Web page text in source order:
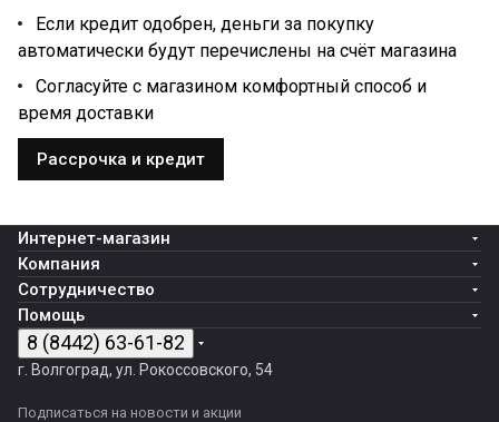
Если кредит одобрен, деньги за покупку
автоматически будут перечислены на счёт магазина
Согласуйте с магазином комфортный способ и
время доставки
Рассрочка и кредит
Интернет-магазин
Компания
Сотрудничество
Помощь
8 (8442) 63-61-82
г. Волгоград, ул. Рокоссовского, 54
Подписаться на новости и акции